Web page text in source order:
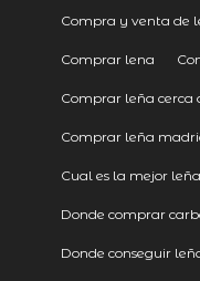
Compra y venta de
Comprar lena
Comprar leña cerca
Comprar leña
Cual es la mejor
Donde comprar
Donde conseguir